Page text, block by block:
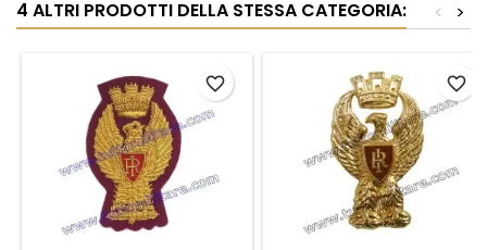
4 ALTRI PRODOTTI DELLA STESSA CATEGORIA: >
<
favorite_border favorite_border